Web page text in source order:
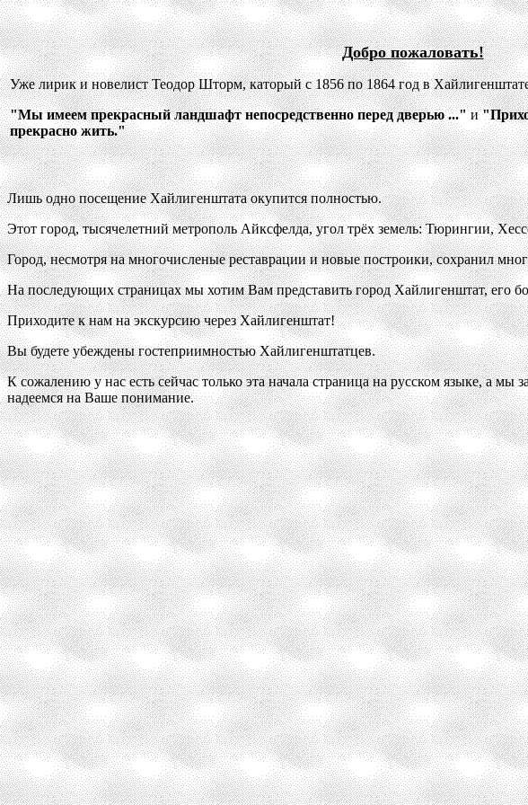
Добро пожаловать!
Уже лирик и новелист Теодор Шторм, каторый с 1856 по 1864 год в
"Мы имеем прекрасный ландшафт непосредственно перед дверью ..."и
прекрасно жить."
Лишь одно посещение Хайлигенштата окупится полностью.
Этот город, тысячелетний метрополь Айксфелда, угол трёх земель: Тюрингии,
Город, несмотря на многочисленые реставрации и новые построики, сохранил
На последующих страницах мы хотим Вам представить город Хайлигенштат, его
Приходите к нам на экскурсию через Хайлигенштат!
Вы будете убеждены гостеприимностью Хайлигенштатцев.
К сожалению у нас есть сейчас только эта начала страница на русском языке, а
надеемся на Ваше понимание.